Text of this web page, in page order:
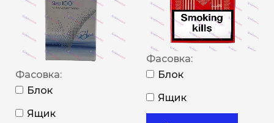
Фасовка:
Блок
Ящик
Фасовка:
Блок
Ящик